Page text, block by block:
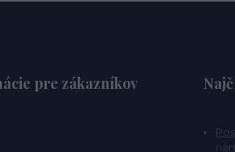
pre zákazníkov